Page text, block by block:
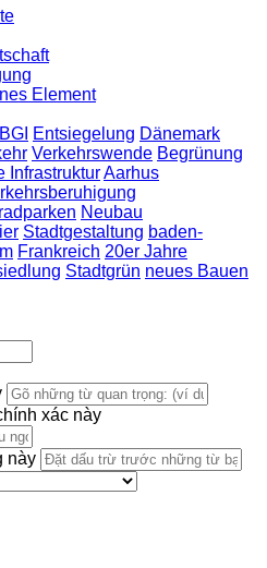
Element
BGI Entsiegelung Dänemark
Verkehrswende Begrünung
InfrastrukturAarhus
Neubau
Stadtgestaltung baden-
Frankreich 20er Jahre
Stadtgrün neues Bauen
xác này
này